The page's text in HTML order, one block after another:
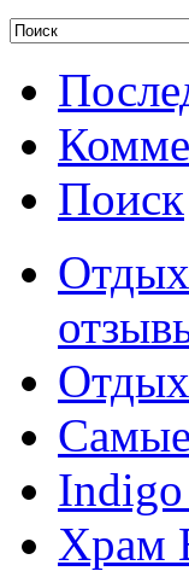
Поиск
Храм